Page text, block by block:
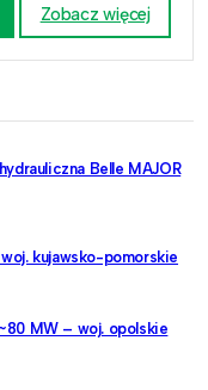
Zobacz więcej
Belle MAJOR
kujawsko-pomorskie
MW – woj. opolskie